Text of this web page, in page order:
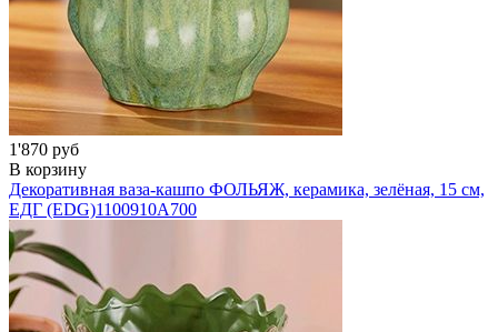
1'870 руб
В корзину
Декоративная ваза-кашпо ФОЛЬЯЖ, керамика, зелёная, 15 см,
ЕДГ (EDG)1100910A700